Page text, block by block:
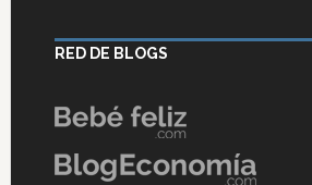
RED DE BLOGS